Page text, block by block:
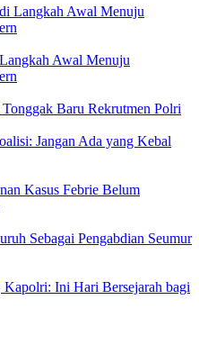
Awal Menuju
Baru Rekrutmen Polri
Jangan Ada yang Kebal
Kasus Febrie Belum
Sebagai Pengabdian Seumur
Ini Hari Bersejarah bagi